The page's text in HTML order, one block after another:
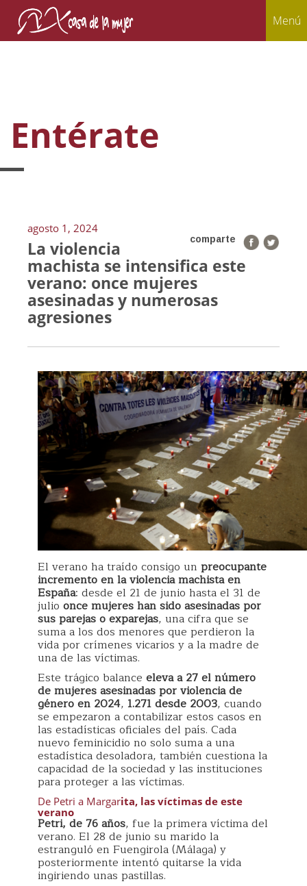
Menú
Entérate
agosto 1, 2024
comparte
La violencia
machista se intensifica este
verano: once mujeres
asesinadas y numerosas
agresiones
El verano ha traído consigo un preocupante
incremento en la violencia machista en
España: desde el 21 de junio hasta el 31 de
julio once mujeres han sido asesinadas por
sus parejas o exparejas, una cifra que se
suma a los dos menores que perdieron la
vida por crímenes vicarios y a la madre de
una de las víctimas.
Este trágico balance eleva a 27 el número
de mujeres asesinadas por violencia de
género en 2024, 1.271 desde 2003, cuando
se empezaron a contabilizar estos casos en
las estadísticas oficiales del país. Cada
nuevo feminicidio no solo suma a una
estadística desoladora, también cuestiona la
capacidad de la sociedad y las instituciones
para proteger a las víctimas.
De Petri a Margarita, las víctimas de este
verano
Petri, de 76 años, fue la primera víctima del
verano. El 28 de junio su marido la
estranguló en Fuengirola (Málaga) y
posteriormente intentó quitarse la vida
ingiriendo unas pastillas.